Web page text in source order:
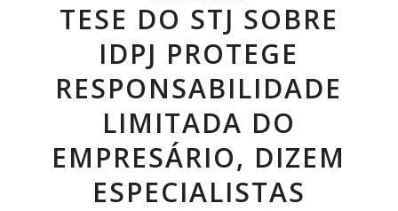
TESE DO STJ SOBRE
IDPJ PROTEGE
RESPONSABILIDADE
LIMITADA DO
EMPRESÁRIO, DIZEM
ESPECIALISTAS